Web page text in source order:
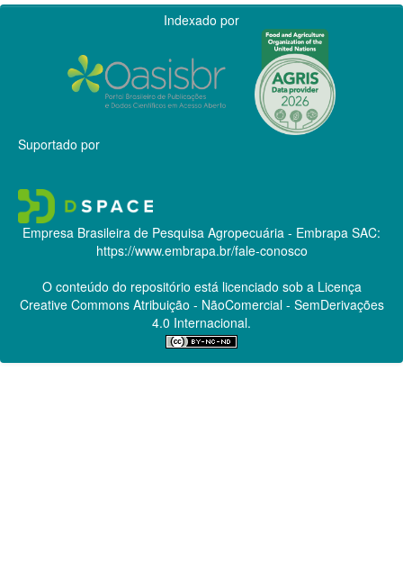
Indexado por
Suportado por
Empresa Brasileira de Pesquisa Agropecuária - Embrapa SAC:
https://www.embrapa.br/fale-conosco
O conteúdo do repositório está licenciado sob a Licença
Creative CommonsAtribuição - NãoComercial - SemDerivações
4.0 Internacional.